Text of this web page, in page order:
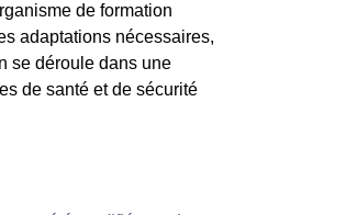
de formation
adaptations nécessaires,
se déroule dans une
de santé et de sécurité